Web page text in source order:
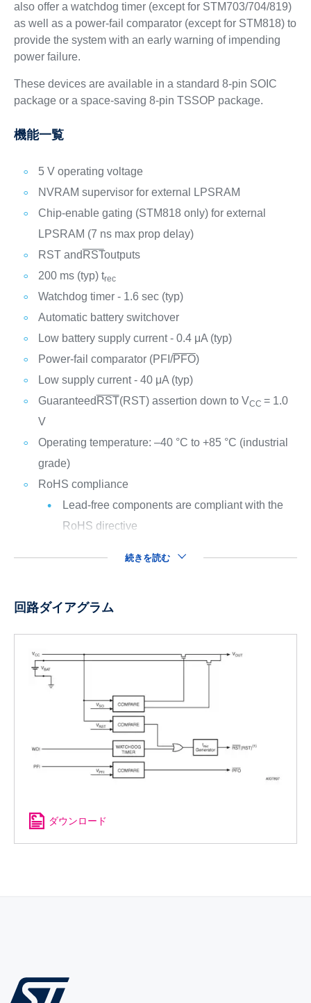
also offer a watchdog timer (except for STM703/704/819)
as well as a power-fail comparator (except for STM818) to
provide the system with an early warning of impending
power failure.
These devices are available in a standard 8-pin SOIC
package or a space-saving 8-pin TSSOP package.
機能一覧
5 V operating voltage
NVRAM supervisor for external LPSRAM
Chip-enable gating (STM818 only) for external
LPSRAM (7 ns max prop delay)
RST and RSToutputs
200 ms (typ) trec
Watchdog timer - 1.6 sec (typ)
Automatic battery switchover
Low battery supply current - 0.4 μA (typ)
Power-fail comparator (PFI/PFO)
Low supply current - 40 μA (typ)
Guaranteed RST(RST) assertion down to VCC = 1.0
V
Operating temperature: –40 °C to +85 °C (industrial
grade)
RoHS compliance
Lead-free components are compliant with the
RoHS directive
続きを読む
回路ダイアグラム
ダウンロード